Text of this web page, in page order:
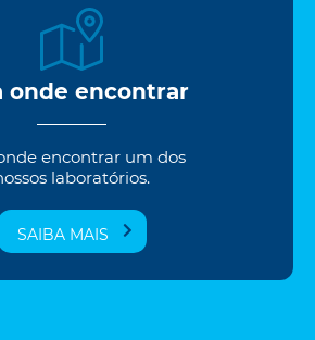
onde encontrar
encontrar um dos
laboratórios.
SAIBA MAIS